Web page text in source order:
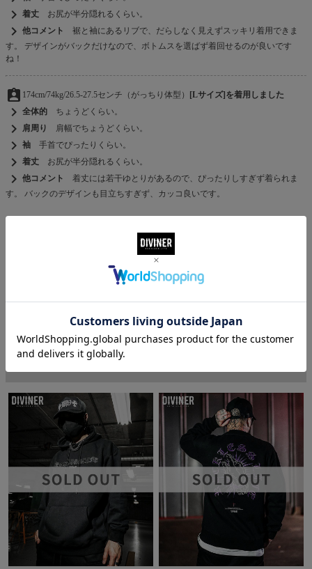
chevron_right 着丈 お尻が半分隠れるくらい。
chevron_right 他コメント 裾と袖にあるリブで、だらしなく見えずスッキリ着用できま
す。 デザインがバックだけなので、ボトムスを選ばず着回せるのが良いです
ね！
assignment_ind 174cm/74kg/26.5-27.5センチ（がっちり体型） [Lサイズ]を着用しました
chevron_right 全体的 ちょうどくらい。
chevron_right 肩周り 肩幅でちょうどくらい。
chevron_right 袖 手首でぴったりくらい。
chevron_right 着丈 お尻が半分隠れるくらい。
chevron_right 他コメント 着丈には若干ゆとりがあるので、ぴったりしすぎず着られま
す。 バックのデザインも目立ちすぎず、カッコ良いです。